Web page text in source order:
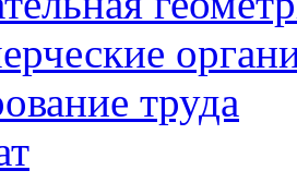
труда